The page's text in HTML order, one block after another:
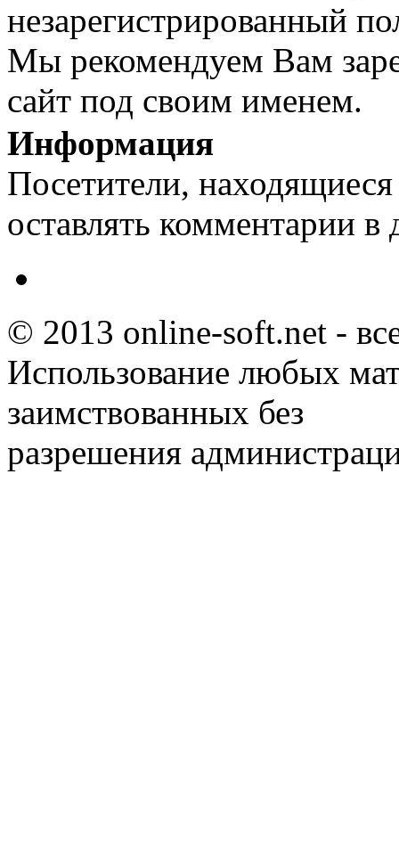
незарегистрированный
Мы рекомендуем Вам
сайт под своим именем.
Информация
Посетители,
оставлять комментарии в
© 2013 online-soft.net -
Использование любых
заимствованных без
разрешения